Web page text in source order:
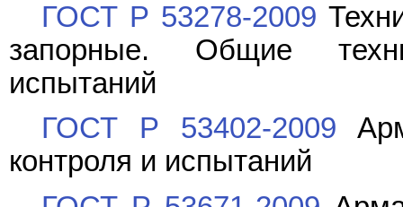
ГОСТ Р 53278-2009
запорные. Общие
испытаний
ГОСТ Р 53402-2009
контроля и испытаний